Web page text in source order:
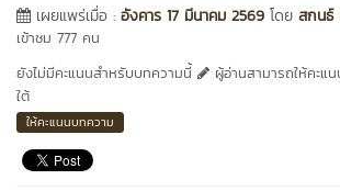
เผยแพร่เมื่อ : อังคาร 17 มีนาคม 2569 โดย สกนธ์
เข้าชม 777 คน
ยังไม่มีคะแนนสำหรับบทความนี้
ผู้อ่านสามารถให้คะแ
ใต้
ให้คะแนนบทความ